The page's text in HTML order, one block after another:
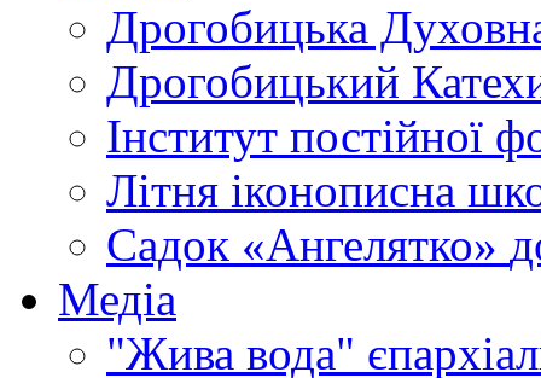
Дрогобицька
Дрогобицький
Інститут постійної
Літня іконописна
Садок «Ангелятко»
Медіа
"Жива вода"